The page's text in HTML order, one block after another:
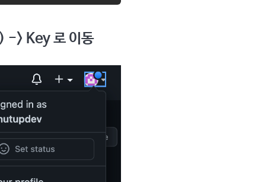
> Key 로 이동